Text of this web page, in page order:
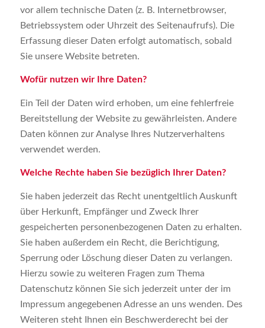
vor allem technische Daten (z. B. Internetbrowser,
Betriebssystem oder Uhrzeit des Seitenaufrufs). Die
Erfassung dieser Daten erfolgt automatisch, sobald
Sie unsere Website betreten.
Wofür nutzen wir Ihre Daten?
Ein Teil der Daten wird erhoben, um eine fehlerfreie
Bereitstellung der Website zu gewährleisten. Andere
Daten können zur Analyse Ihres Nutzerverhaltens
verwendet werden.
Welche Rechte haben Sie bezüglich Ihrer Daten?
Sie haben jederzeit das Recht unentgeltlich Auskunft
über Herkunft, Empfänger und Zweck Ihrer
gespeicherten personenbezogenen Daten zu erhalten.
Sie haben außerdem ein Recht, die Berichtigung,
Sperrung oder Löschung dieser Daten zu verlangen.
Hierzu sowie zu weiteren Fragen zum Thema
Datenschutz können Sie sich jederzeit unter der im
Impressum angegebenen Adresse an uns wenden. Des
Weiteren steht Ihnen ein Beschwerderecht bei der